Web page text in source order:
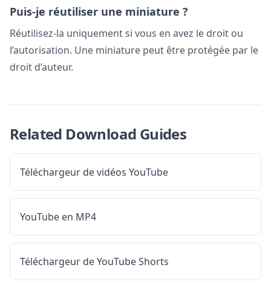
Puis-je réutiliser une miniature ?
Réutilisez-la uniquement si vous en avez le droit ou
l’autorisation. Une miniature peut être protégée par le
droit d’auteur.
Related Download Guides
Téléchargeur de vidéos YouTube
YouTube en MP4
Téléchargeur de YouTube Shorts